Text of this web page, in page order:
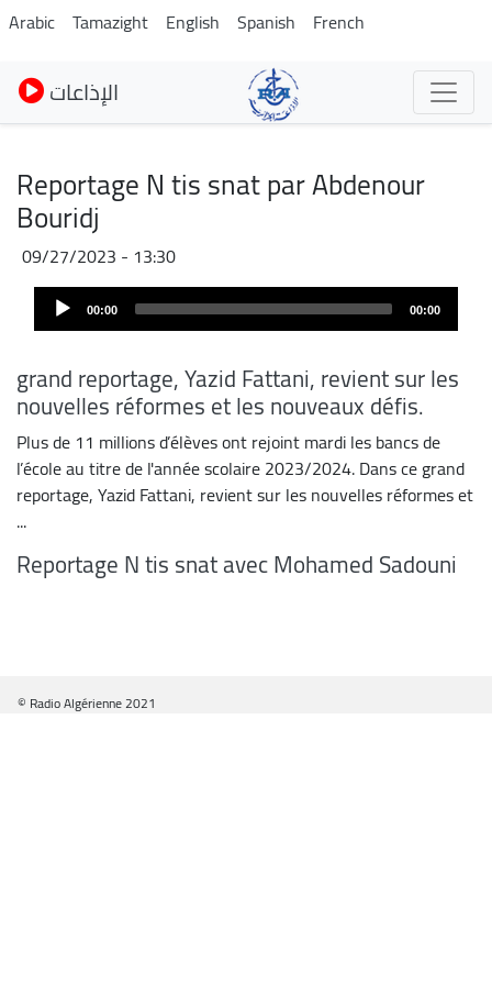
Skip
to
main
content
Arabic Tamazight English Spanish French
الإذاعات
Reportage N tis snat par Abdenour
Bouridj
09/27/2023 - 13:30
Audio
Player 00:00 00:00
grand reportage, Yazid Fattani, revient sur les
nouvelles réformes et les nouveaux défis.
Plus de 11 millions d’élèves ont rejoint mardi les bancs de
l’école au titre de l'année scolaire 2023/2024. Dans ce grand
reportage, Yazid Fattani, revient sur les nouvelles réformes et
...
Reportage N tis snat avec Mohamed Sadouni
© Radio Algérienne 2021